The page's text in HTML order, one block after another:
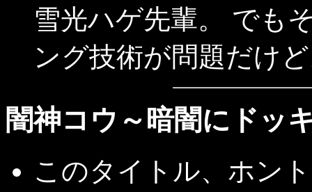
雪光ハゲ先輩。 でも
ング技術が問題だけ
闇神コウ～暗闇にドッ
このタイトル、ホン